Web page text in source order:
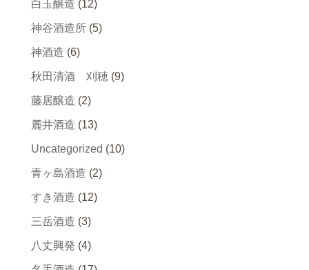
白玉醸造 (12)
神谷酒造所 (5)
神酒造 (6)
秋田清酒 刈穂 (9)
藤居醸造 (2)
麓井酒造 (13)
Uncategorized (10)
青ヶ島酒造 (2)
すき酒造 (12)
三岳酒造 (3)
八丈興発 (4)